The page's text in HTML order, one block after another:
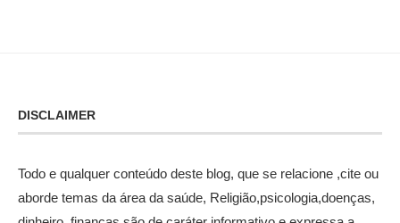
DISCLAIMER
Todo e qualquer conteúdo deste blog, que se relacione ,cite ou
aborde temas da área da saúde, Religião,psicologia,doenças,